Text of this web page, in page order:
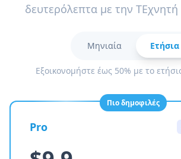
δευτερόλεπτα με την
Μηνιαία Ετήσια
Εξοικονομήστε έως 50% με το
Πιο δημοφιλές
Pro